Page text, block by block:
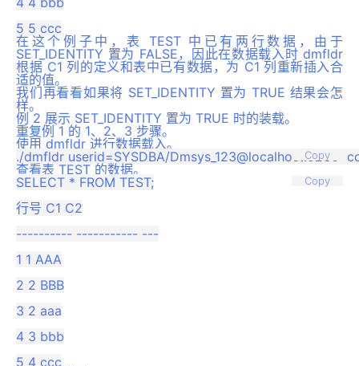
在这个例子中，表 TEST 中已有两行数据，由于
SET_IDENTITY 置为 FALSE，因此在数据载入时 dmfldr
根据 C1 列的定义和表中已有数据，为 C1 列重新插入合
适的值。
我们再看看如果将 SET_IDENTITY 置为 TRUE 结果会怎
样。
例 2 展示 SET_IDENTITY 置为 TRUE 时的装载。
重复例 1 的 1、2、3 步骤。
使用 dmfldr 进行数据载入。
Copy
查看表 TEST 的数据。
Copy
SELECT * FROM TEST;
行号 C1 C2
---------- ----------- ---
1 1 AAA
2 2 BBB
3 2 aaa
4 3 bbb